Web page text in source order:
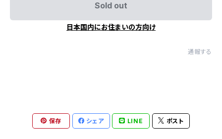
Sold out
日本国内にお住まいの方向け
通報する
保存 シェア LINE ポスト